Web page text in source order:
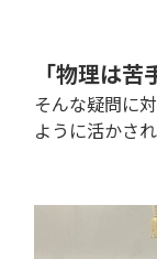
「物理は
そんな疑問に
ように活かさ